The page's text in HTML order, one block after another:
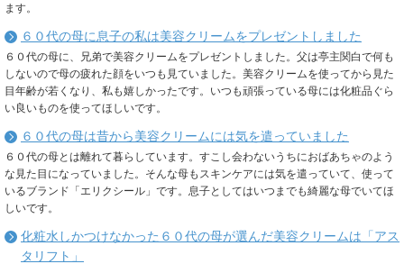
ます。
６０代の母に息子の私は美容クリームをプレゼントしました
６０代の母に、兄弟で美容クリームをプレゼントしました。父は亭主関白で何も
しないので母の疲れた顔をいつも見ていました。美容クリームを使ってから見た
目年齢が若くなり、私も嬉しかったです。いつも頑張っている母には化粧品ぐら
い良いものを使ってほしいです。
６０代の母は昔から美容クリームには気を遣っていました
６０代の母とは離れて暮らしています。すこし会わないうちにおばあちゃのよう
な見た目になっていました。そんな母もスキンケアには気を遣っていて、使って
いるブランド「エリクシール」です。息子としてはいつまでも綺麗な母でいてほ
しいです。
化粧水しかつけなかった６０代の母が選んだ美容クリームは「アス
タリフト」